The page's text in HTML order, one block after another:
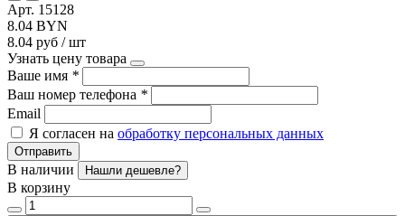
Арт. 15128
8.04 BYN
8.04 руб / шт
Узнать цену товара
Ваше имя *
Ваш номер телефона *
Email
Я согласен на обработку персональных данных
Отправить
В наличии Нашли дешевле?
В корзину